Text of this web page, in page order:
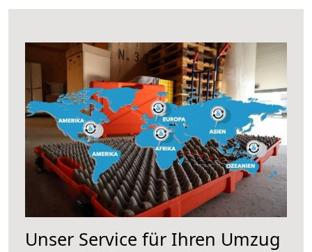
Unser Service für Ihren Umzug